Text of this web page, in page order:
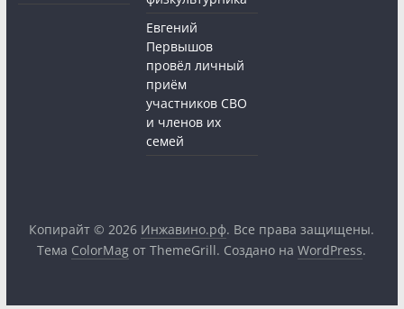
Евгений
Первышов
провёл личный
приём
участников СВО
и членов их
семей
Копирайт © 2026 Инжавино.рф. Все права защищены.
Тема ColorMag от ThemeGrill. Создано наWordPress.